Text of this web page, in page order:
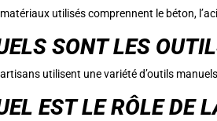
utilisés comprennent le béton,
SONT LES
utilisent une variété d’outils
EST LE RÔLE DE